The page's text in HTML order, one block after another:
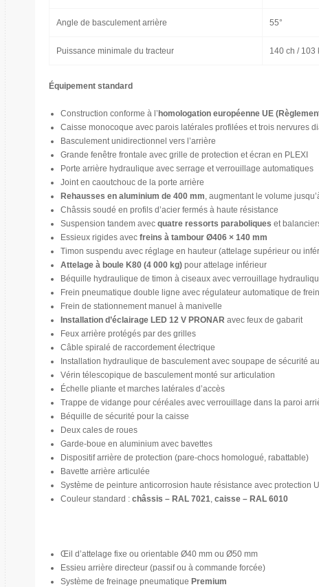
Angle de basculement arrière 55°
Puissance minimale du tracteur 140 ch / 103
Équipement standard
Construction conforme à l’ homologation européenne UE
Caisse monocoque avec parois latérales profilées et trois nervures
Basculement unidirectionnel vers l’arrière
Grande fenêtre frontale avec grille de protection et écran en PLEXI
Porte arrière hydraulique avec serrage et verrouillage automatiques
Joint en caoutchouc de la porte arrière
Rehausses en aluminium de 400 mm, augmentant le volume
Châssis soudé en profils d’acier fermés à haute résistance
Suspension tandem avec quatre ressorts paraboliques et
Essieux rigides avec freins à tambour Ø406 × 140 mm
Timon suspendu avec réglage en hauteur (attelage supérieur ou
Attelage à boule K80 (4 000 kg) pour attelage inférieur
Béquille hydraulique de timon à ciseaux avec verrouillage
Frein pneumatique double ligne avec régulateur automatique de
Frein de stationnement manuel à manivelle
Installation d’éclairage LED 12 V PRONAR avec feux de gabarit
Feux arrière protégés par des grilles
Câble spiralé de raccordement électrique
Installation hydraulique de basculement avec soupape de sécurité
Vérin télescopique de basculement monté sur articulation
Échelle pliante et marches latérales d’accès
Trappe de vidange pour céréales avec verrouillage dans la paroi
Béquille de sécurité pour la caisse
Deux cales de roues
Garde-boue en aluminium avec bavettes
Dispositif arrière de protection (pare-chocs homologué, rabattable)
Bavette arrière articulée
Système de peinture anticorrosion haute résistance avec protection
Couleur standard : châssis – RAL 7021, caisse – RAL 6010
Œil d’attelage fixe ou orientable Ø40 mm ou Ø50 mm
Essieu arrière directeur (passif ou à commande forcée)
Système de freinage pneumatique Premium